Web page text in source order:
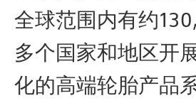
全球范围内有约
多个国家和地区开
化的高端轮胎产品